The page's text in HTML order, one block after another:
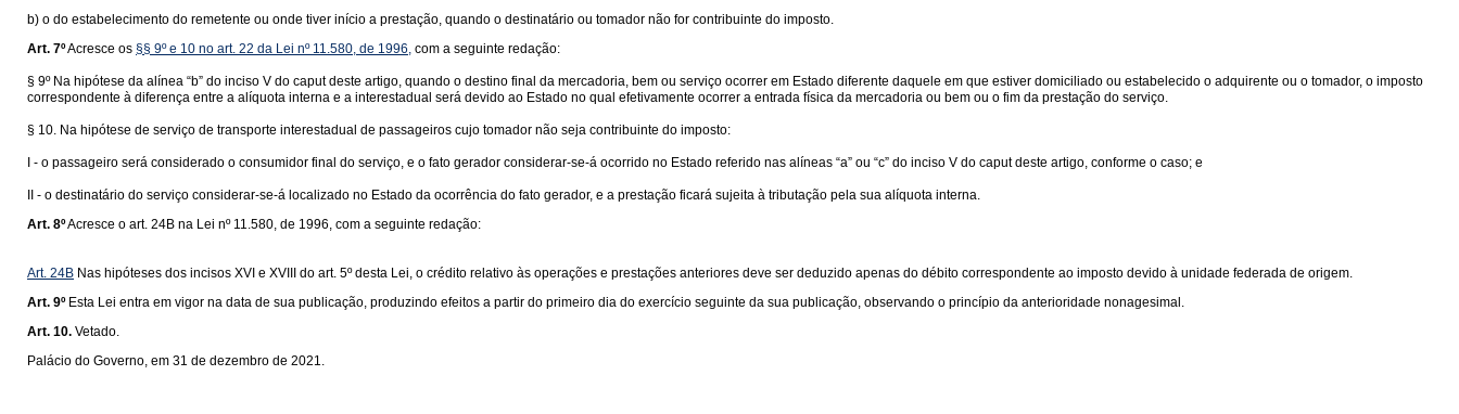
b) o do estabelecimento do remetente ou onde tiver início a prestação, quando o destinatário ou tomador não for contribuinte do imposto.
Art. 7ºAcresce os §§ 9º e 10 no art. 22 da Lei nº 11.580, de 1996, com a seguinte redação:
§ 9º Na hipótese da alínea “b” do inciso V do caput deste artigo, quando o destino final da mercadoria, bem ou serviço ocorrer em Estado diferente daquele em que estiver domiciliado ou estabelecido o adquirente ou o tomador, o imposto
correspondente à diferença entre a alíquota interna e a interestadual será devido ao Estado no qual efetivamente ocorrer a entrada física da mercadoria ou bem ou o fim da prestação do serviço.
§ 10. Na hipótese de serviço de transporte interestadual de passageiros cujo tomador não seja contribuinte do imposto:
I - o passageiro será considerado o consumidor final do serviço, e o fato gerador considerar-se-á ocorrido no Estado referido nas alíneas “a” ou “c” do inciso V do caput deste artigo, conforme o caso; e
II - o destinatário do serviço considerar-se-á localizado no Estado da ocorrência do fato gerador, e a prestação ficará sujeita à tributação pela sua alíquota interna.
Art. 8ºAcresce o art. 24B na Lei nº 11.580, de 1996, com a seguinte redação:
Art. 24B Nas hipóteses dos incisos XVI e XVIII do art. 5º desta Lei, o crédito relativo às operações e prestações anteriores deve ser deduzido apenas do débito correspondente ao imposto devido à unidade federada de origem.
Art. 9º Esta Lei entra em vigor na data de sua publicação, produzindo efeitos a partir do primeiro dia do exercício seguinte da sua publicação, observando o princípio da anterioridade nonagesimal.
Art. 10. Vetado.
Palácio do Governo, em 31 de dezembro de 2021.